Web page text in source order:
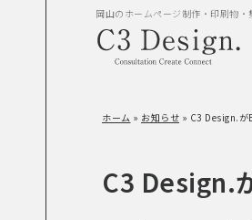
岡山のホームページ制作・印刷物・
ホーム » お知らせ » C3 Design.が
C3 Design.